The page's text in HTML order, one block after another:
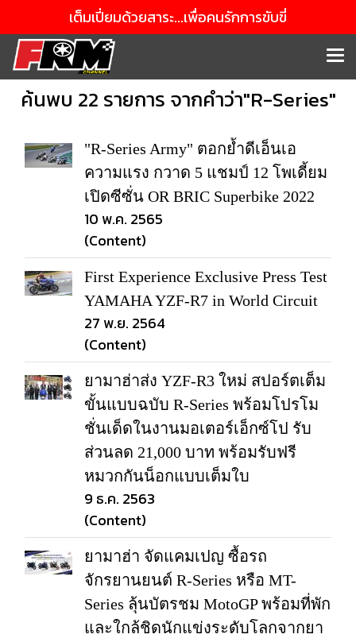
เต็มเปี่ยมด้วยสาระ...เพื่อคนรักการขับขี่
ค้นพบ 22 รายการ จากคำว่า"R-Series"
"R-Series Army" ตอกย้ำดีเอ็นเอ
ความแรง กวาด 5 แชมป์ 12 โพเดี้ยม
เปิดซีซั่น OR BRIC Superbike 2022
10 พ.ค. 2565
(Content)
First Experience Exclusive Press Test
YAMAHA YZF-R7 in World Circuit
27 พ.ย. 2564
(Content)
ยามาฮ่าส่ง YZF-R3 ใหม่ สปอร์ตเต็ม
ขั้นแบบฉบับ R-Series พร้อมโปรโม
ชั่นเด็ดในงานมอเตอร์เอ็กซ์โป รับ
ส่วนลด 21,000 บาท พร้อมรับฟรี
หมวกกันน็อกแบบเต็มใบ
9 ธ.ค. 2563
(Content)
ยามาฮ่า จัดแคมเปญ ซื้อรถ
จักรยานยนต์ R-Series หรือ MT-
Series ลุ้นบัตรชม MotoGP พร้อมที่พัก
และใกล้ชิดนักแข่งระดับโลกจากยา